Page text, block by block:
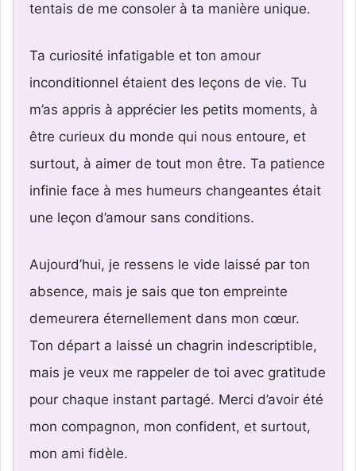
tentais de me consoler à ta manière unique.
Ta curiosité infatigable et ton amour
inconditionnel étaient des leçons de vie. Tu
m’as appris à apprécier les petits moments, à
être curieux du monde qui nous entoure, et
surtout, à aimer de tout mon être. Ta patience
infinie face à mes humeurs changeantes était
une leçon d’amour sans conditions.
Aujourd’hui, je ressens le vide laissé par ton
absence, mais je sais que ton empreinte
demeurera éternellement dans mon cœur.
Ton départ a laissé un chagrin indescriptible,
mais je veux me rappeler de toi avec gratitude
pour chaque instant partagé. Merci d’avoir été
mon compagnon, mon confident, et surtout,
mon ami fidèle.